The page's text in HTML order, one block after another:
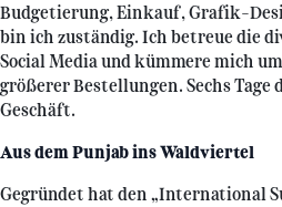
Budgetierung, Einkauf, Grafik-
bin ich zuständig. Ich betreue die
Social Media und kümmere mich
größerer Bestellungen. Sechs Tage
Geschäft.
Aus dem Punjab ins Waldviertel
Gegründet hat den „International